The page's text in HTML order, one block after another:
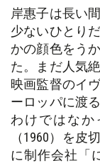
岸惠子は長い
少ないひとり
かの顔色をう
た。まだ人気
映画監督のイ
ーロッパに渡
わけではなか
（1960）を皮
に制作会社「